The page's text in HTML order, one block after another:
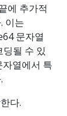
에 추가적
이는
문자열
될 수 있
열에서 특
다.